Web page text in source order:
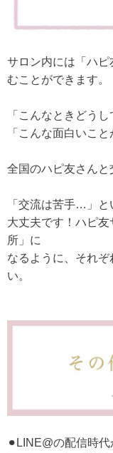
サロン内には「ハ
むことができます。
「こんなときどうし
「こんな面白いこ
全国のハピ友さんと
「交流は苦手…」
大丈夫です！ハピ
所」に
なるように、それ
い。
⚫︎LINE@の配信時